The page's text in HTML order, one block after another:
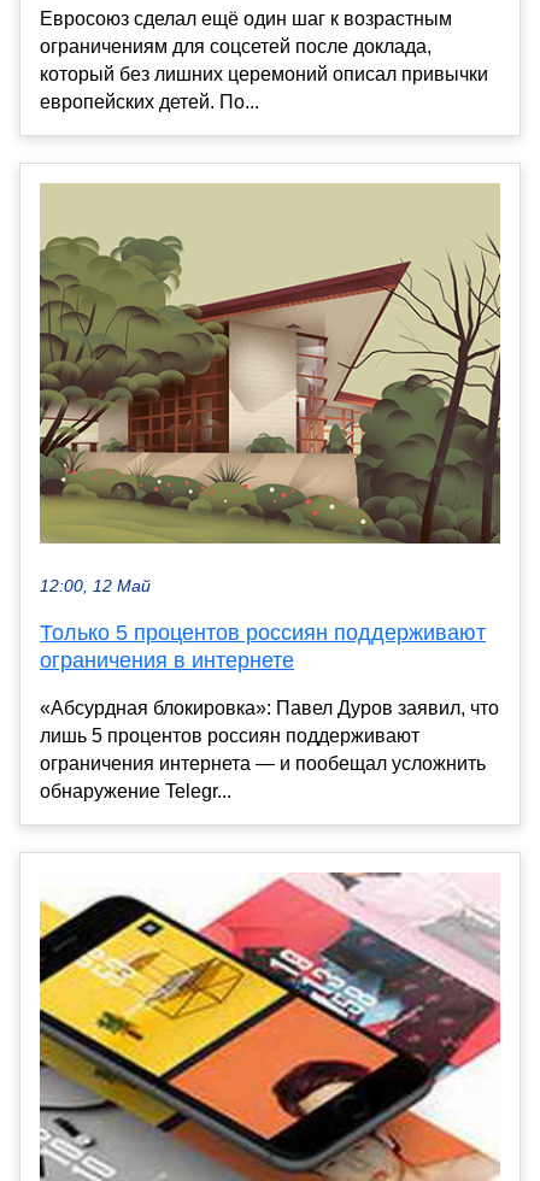
Евросоюз сделал ещё один шаг к возрастным
ограничениям для соцсетей после доклада,
который без лишних церемоний описал привычки
европейских детей. По...
12:00, 12 Май
Только 5 процентов россиян поддерживают
ограничения в интернете
«Абсурдная блокировка»: Павел Дуров заявил, что
лишь 5 процентов россиян поддерживают
ограничения интернета — и пообещал усложнить
обнаружение Telegr...